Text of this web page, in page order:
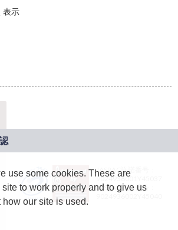
表示
JASRAC許諾番号：
9024936001Y45037
JASRAC許諾番号：
use some cookies. These are
to work properly and to give us
our site is used.